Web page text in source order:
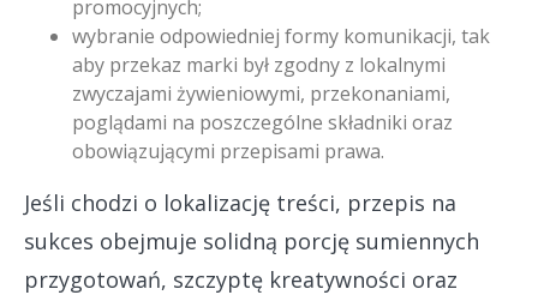
promocyjnych;
wybranie odpowiedniej formy komunikacji, tak
aby przekaz marki był zgodny z lokalnymi
zwyczajami żywieniowymi, przekonaniami,
poglądami na poszczególne składniki oraz
obowiązującymi przepisami prawa.
Jeśli chodzi o lokalizację treści, przepis na
sukces obejmuje solidną porcję sumiennych
przygotowań, szczyptę kreatywności oraz